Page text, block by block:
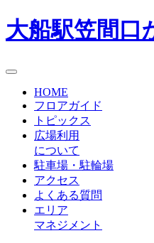
大船駅笠間口
HOME
フロアガイド
トピックス
広場利用
について
駐車場・駐輪場
アクセス
よくある質問
エリア
マネジメント